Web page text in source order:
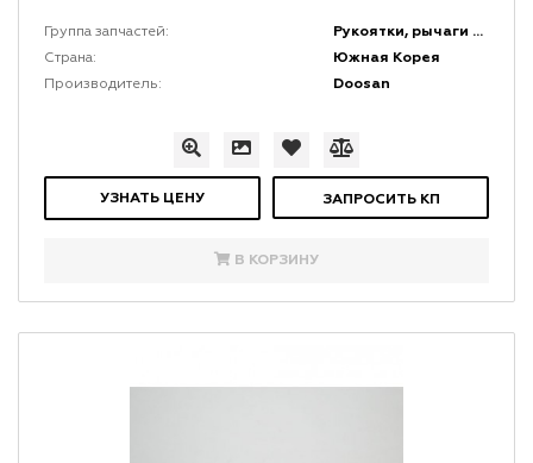
Группа запчастей: Рукоятки, рычаги и набалдашники
Страна: Южная Корея
Производитель: Doosan
УЗНАТЬ ЦЕНУ ЗАПРОСИТЬ КП
В КОРЗИНУ